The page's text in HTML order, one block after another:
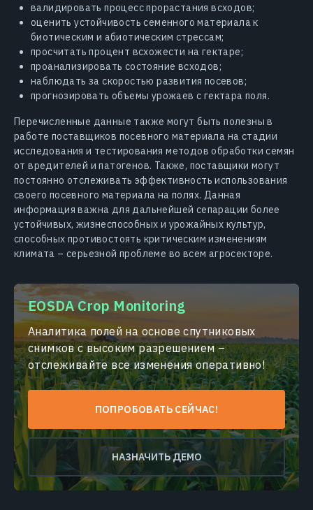
валидировать процесс прорастания всходов;
оценить устойчивость семенного материала к
биотическим и абиотическим стрессам;
просчитать процент всхожести на гектаре;
проанализировать состояние всходов;
наблюдать за скоростью развития посевов;
прогнозировать объемы урожаев с гектара поля.
Перечисленные данные также могут быть полезны в
работе поставщиков посевного материала на стадии
исследования и тестирования методов обработки семян
от вредителей и патогенов. Также, поставщики могут
постоянно отслеживать эффективность использования
своего посевного материала на полях. Данная
информация важна для дальнейшей сепарации более
устойчивых, жизнеспособных и урожайных культур,
способных противостоять критическим изменениям
климата – серьезной проблеме во всем агросекторе.
EOSDA Crop Monitoring
Аналитика полей на основе спутниковых
снимков с высоким разрешением –
отслеживайте все изменения оперативно!
ПОПРОБОВАТЬ СЕЙЧАС!
НАЗНАЧИТЬ ДЕМО